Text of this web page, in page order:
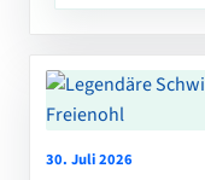
30. Juli 2026